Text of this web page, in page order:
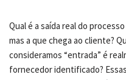
Qual é a saída real do
mas a que chega ao cliente?
consideramos “entrada” é
fornecedor identificado?